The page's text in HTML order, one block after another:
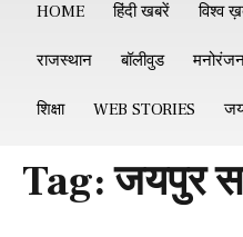
HOME हिंदी खबरें विश्व
राजस्थान बॉलीवुड
शिक्षा WEB STORIES
Tag:जयपुर